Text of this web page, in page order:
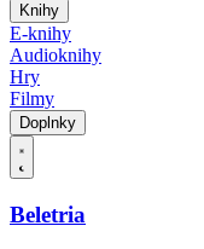
Knihy
E-knihy
Audioknihy
Hry
Filmy
Doplnky
Beletria